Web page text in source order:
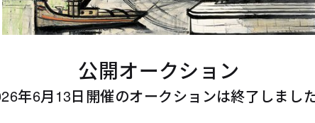
公開オークション
年6月13日開催のオークションは終了しました